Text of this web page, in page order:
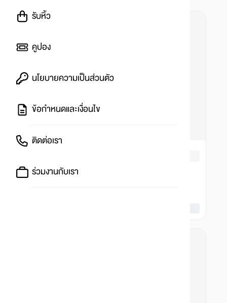
รับหิ้ว
คูปอง
นโยบายความเป็นส่วนตัว
ข้อกำหนดและเงื่อนไข
ติดต่อเรา
ร่วมงานกับเรา